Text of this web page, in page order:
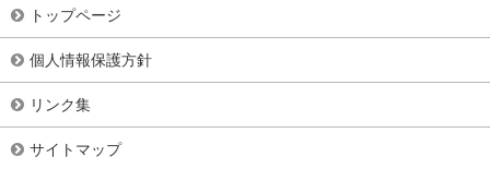
トップページ
個人情報保護方針
リンク集
サイトマップ